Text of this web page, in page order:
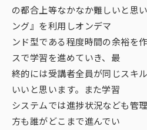
の都合上等なかなか難しいと思
ング』を利用しオンデマ
ンド型である程度時間の余裕を
スで学習を進めていき、最
終的には受講者全員が同じスキ
いいと思います。また学習
システムでは進捗状況なども管
方も誰がどこまで進んでい